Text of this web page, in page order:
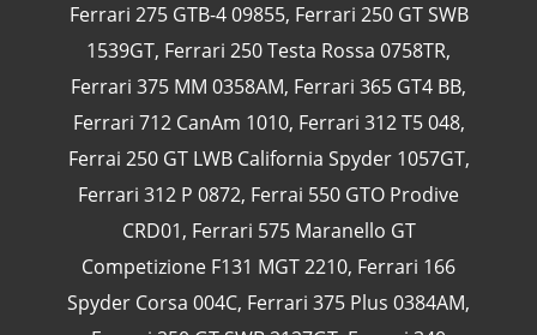
Ferrari 275 GTB-4 09855, Ferrari 250 GT SWB
1539GT, Ferrari 250 Testa Rossa 0758TR,
Ferrari 375 MM 0358AM, Ferrari 365 GT4 BB,
Ferrari 712 CanAm 1010, Ferrari 312 T5 048,
Ferrai 250 GT LWB California Spyder 1057GT,
Ferrari 312 P 0872, Ferrai 550 GTO Prodive
CRD01, Ferrari 575 Maranello GT
Competizione F131 MGT 2210, Ferrari 166
Spyder Corsa 004C, Ferrari 375 Plus 0384AM,